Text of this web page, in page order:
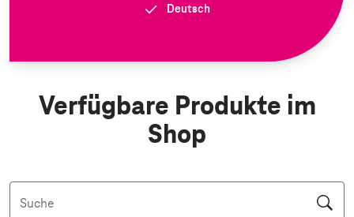
Deutsch
Verfügbare Produkte im
Shop
Suche